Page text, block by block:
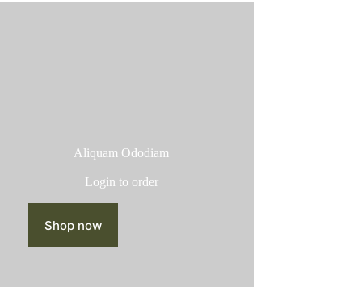
Aliquam Ododiam
Login to order
Shop now